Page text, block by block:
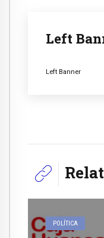
Left
Left Banner
POLÍTICA